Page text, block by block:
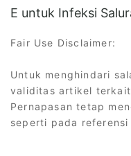
E untuk Infeksi
Fair Use Disclaimer:
Untuk menghindari
validitas artikel
Pernapasan tetap
seperti pada